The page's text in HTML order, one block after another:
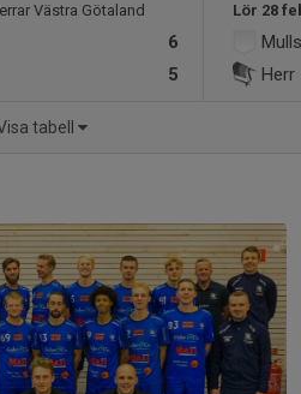
Västra Götaland
6
5
Lör 28
Herr
tabell